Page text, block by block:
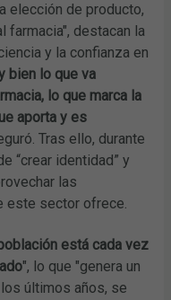
elección de producto,
farmacia", destacan la
y la confianza en
bien lo que va
lo que marca la
aporta y es
Tras ello, durante
“crear identidad” y
las
este sector ofrece.
está cada vez
", lo que "genera un
últimos años, se